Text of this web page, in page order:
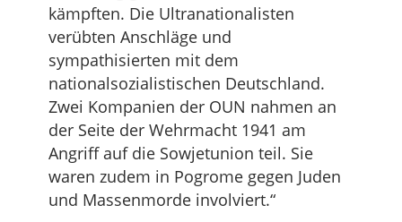
kämpften. Die Ultranationalisten
verübten Anschläge und
sympathisierten mit dem
nationalsozialistischen Deutschland.
Zwei Kompanien der OUN nahmen an
der Seite der Wehrmacht 1941 am
Angriff auf die Sowjetunion teil. Sie
waren zudem in Pogrome gegen Juden
und Massenmorde involviert.“